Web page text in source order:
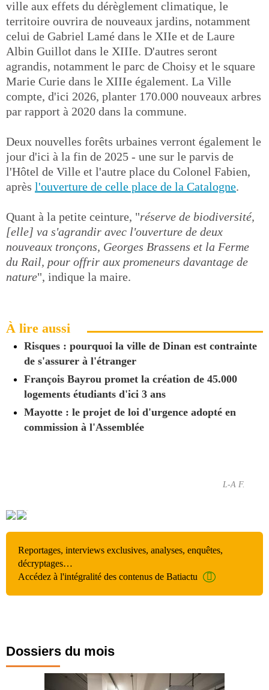
ville aux effets du dérèglement climatique, le
territoire ouvrira de nouveaux jardins, notamment
celui de Gabriel Lamé dans le XIIe et de Laure
Albin Guillot dans le XIIIe. D'autres seront
agrandis, notamment le parc de Choisy et le square
Marie Curie dans le XIIIe également. La Ville
compte, d'ici 2026, planter 170.000 nouveaux arbres
par rapport à 2020 dans la commune.
Deux nouvelles forêts urbaines verront également le
jour d'ici à la fin de 2025 - une sur le parvis de
l'Hôtel de Ville et l'autre place du Colonel Fabien,
après l'ouverture de celle place de la Catalogne.
Quant à la petite ceinture, "réserve de biodiversité,
[elle] va s'agrandir avec l'ouverture de deux
nouveaux tronçons, Georges Brassens et la Ferme
du Rail, pour offrir aux promeneurs davantage de
nature", indique la maire.
À lire aussi
Risques : pourquoi la ville de Dinan est contrainte
de s'assurer à l'étranger
François Bayrou promet la création de 45.000
logements étudiants d'ici 3 ans
Mayotte : le projet de loi d'urgence adopté en
commission à l'Assemblée
L-A F.
Reportages, interviews exclusives, analyses, enquêtes,
décryptages…
Accédez à l'intégralité des contenus de Batiactu
Dossiers du mois